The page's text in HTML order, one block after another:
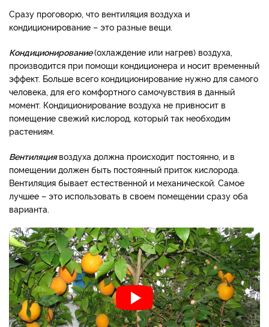
Сразу проговорю, что вентиляция воздуха и
кондиционирование – это разные вещи.
Кондиционирование(охлаждение или нагрев) воздуха,
производится при помощи кондиционера и носит временный
эффект. Больше всего кондиционирование нужно для самого
человека, для его комфортного самочувствия в данный
момент. Кондиционирование воздуха не привносит в
помещение свежий кислород, который так необходим
растениям.
Вентиляциявоздуха должна происходит постоянно, и в
помещении должен быть постоянный приток кислорода.
Вентиляция бывает естественной и механической. Самое
лучшее – это использовать в своем помещении сразу оба
варианта.